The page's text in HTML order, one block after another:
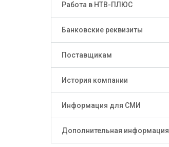
Работа в НТВ-ПЛЮС
Банковские реквизиты
Поставщикам
История компании
Информация для СМИ
Дополнительная информация